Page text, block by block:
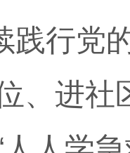
践行党
、进社